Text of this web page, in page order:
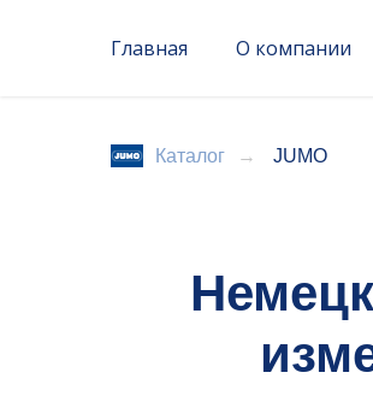
Главная О компании
Каталог → JUMO